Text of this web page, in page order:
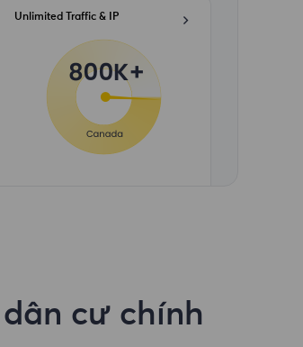
Unlimited Traffic & IP
cư chính